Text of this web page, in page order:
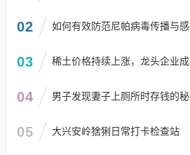
02 如何有效防范尼帕病毒传播与感
03 稀土价格持续上涨，龙头企业
04 男子发现妻子上厕所时存钱的
05 大兴安岭猞猁日常打卡检查站